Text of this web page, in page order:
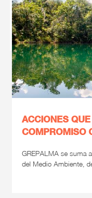
ACCIONES
COMPROMISO
GREPALMA se suma
del Medio Ambiente,